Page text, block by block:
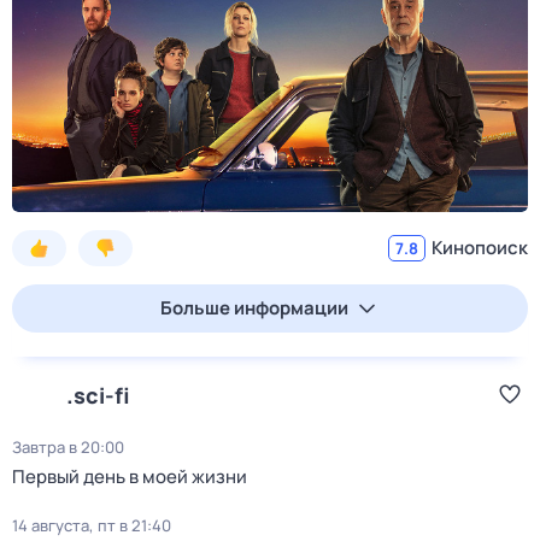
7.8 Кинопоиск
Больше информации
.sci-fi
Завтра в 20:00
Первый день в моей жизни
14 августа, пт в 21:40